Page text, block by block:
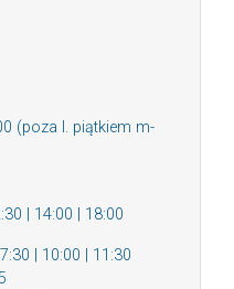
(poza I. piątkiem m-
| 14:00 | 18:00
| 10:00 | 11:30